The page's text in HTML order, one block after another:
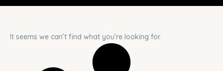
It seems we can’t find what you’re looking for.